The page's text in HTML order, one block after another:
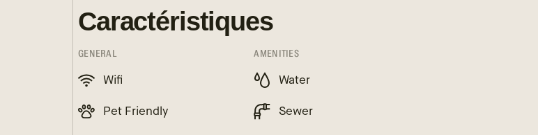
Caractéristiques
GENERAL
Wifi
Pet Friendly
AMENITIES
Water
Sewer